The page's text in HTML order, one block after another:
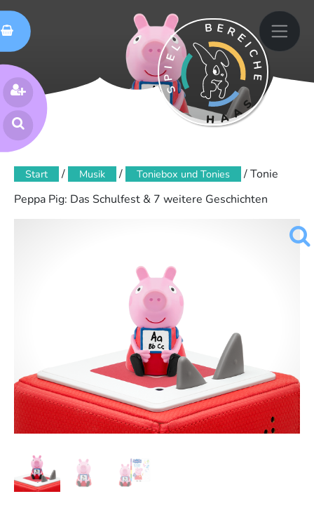
to
content
Spielbereiche Haas
Suchen
nach:
Start / Musik / Toniebox und Tonies
/ Tonie
Peppa Pig: Das Schulfest & 7 weitere Geschichten